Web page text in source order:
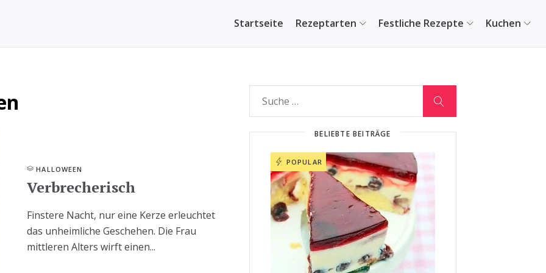
Startseite Rezeptarten Festliche Rezepte Kuchen
HALLOWEEN
Verbrecherisch
Finstere Nacht, nur eine Kerze erleuchtet
das unheimliche Geschehen. Die Frau
mittleren Alters wirft einen...
BELIEBTE BEITRÄGE
POPULAR